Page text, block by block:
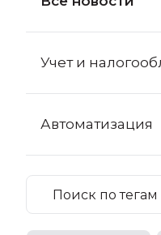
Учет и
Автоматизация